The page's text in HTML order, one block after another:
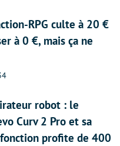
RPG culte à 20 €
à 0 €, mais ça ne
robot : le
Curv 2 Pro et sa
profite de 400